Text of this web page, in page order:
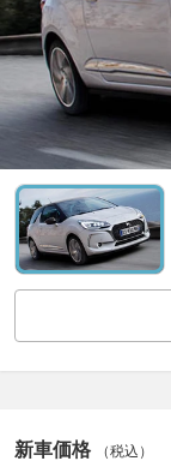
新車価格 （税込）